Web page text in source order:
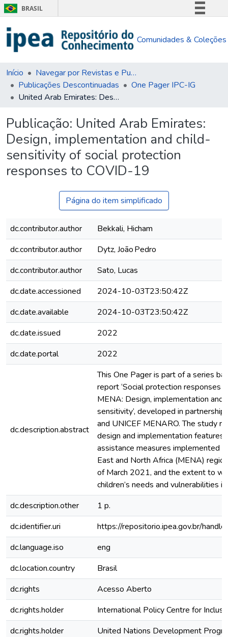
BRASIL
Comunica BR
Legislação
Comunidades & Coleções
Início
Navegar por Revistas e Publicações Seriadas
Publicações Descontinuadas
One Pager IPC-IG
United Arab Emirates: Design, implementation and child-sensitivity of social protection responses to COVID-19
Publicação: United Arab Emirates:
Design, implementation and child-
sensitivity of social protection
responses to COVID-19
Página do item simplificado
dc.contributor.author
Bekkali, Hicham
dc.contributor.author
Dytz, João Pedro
dc.contributor.author
Sato, Lucas
dc.date.accessioned
2024-10-03T23:50:42Z
dc.date.available
2024-10-03T23:50:42Z
dc.date.issued
2022
dc.date.portal
2022
dc.description.abstract
This One Pager is part of a series
report ‘Social protection responses
MENA: Design, implementation and
sensitivity’, developed in
and UNICEF MENARO. The study
design and implementation features
assistance measures implemented
East and North Africa (MENA)
of March 2021, and the extent to
children’s needs and vulnerabilities
dc.description.other
1 p.
dc.identifier.uri
https://repositorio.ipea.gov.br/
dc.language.iso
eng
dc.location.country
Brasil
dc.rights
Acesso Aberto
dc.rights.holder
International Policy Centre for
dc.rights.holder
United Nations Development